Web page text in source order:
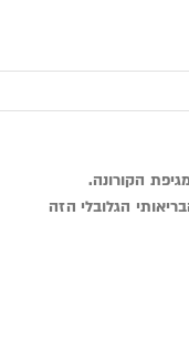
הקורונה.
הגלובלי הזה